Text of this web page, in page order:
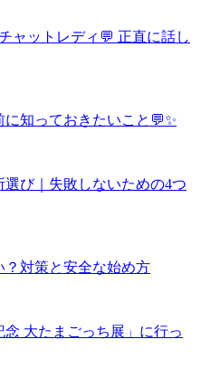
ャットレディ💬 正直に話し
知っておきたいこと💬✨
び｜失敗しないための4つ
対策と安全な始め方
大たまごっち展」に行っ